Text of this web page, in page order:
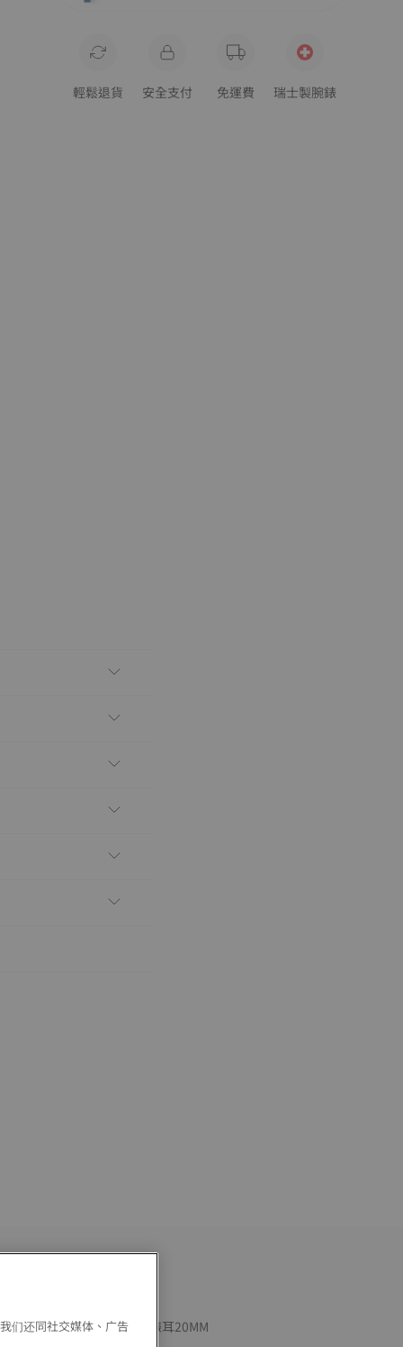
輕鬆退貨 安全支付 免運費 瑞士製腕錶
天梭橡膠錶帶(藍色)__適用錶耳20MM
们还同社交媒体、广告